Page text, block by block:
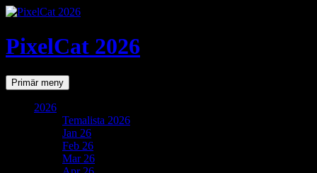
PixelCat 2026
SökPrimär meny Gå
till
2026
Temalista 2026
Jan 26
Feb 26
Mar 26